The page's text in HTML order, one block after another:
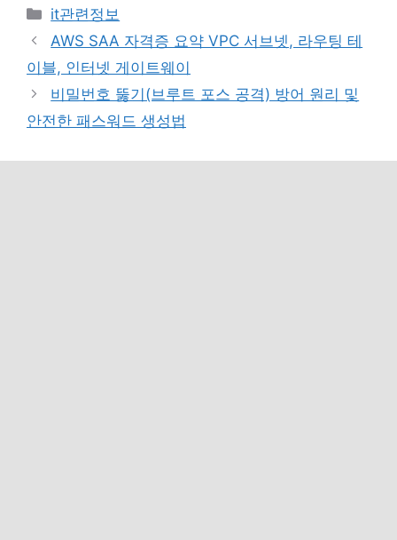
카
테
리
it관련정보
AWS SAA 자격증 요약 VPC 서브넷, 라우팅 테
이블, 인터넷 게이트웨이
비밀번호 뚫기(브루트 포스 공격) 방어 원리 및
안전한 패스워드 생성법